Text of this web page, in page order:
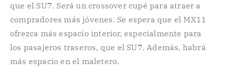
que el SU7. Será un crossover cupé para atraer a
compradores más jóvenes. Se espera que el MX11
ofrezca más espacio interior, especialmente para
los pasajeros traseros, que el SU7. Además, habrá
más espacio en el maletero.